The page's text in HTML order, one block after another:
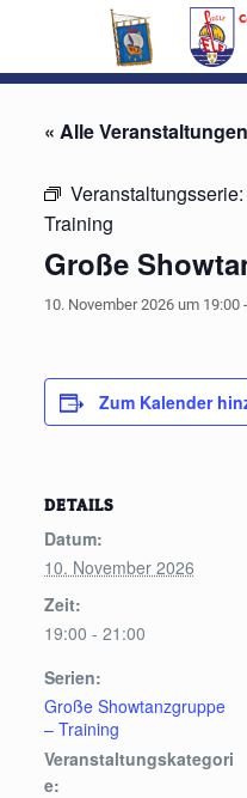
« Alle Veranstaltungen
Veranstaltungsserie:
Training
Große
10. November 2026 um 19:00-
Zum Kalender
DETAILS
Datum:
10. November 2026
Zeit:
19:00 - 21:00
Serien:
Große Showtanzgruppe
– Training
Veranstaltungskategori
e: